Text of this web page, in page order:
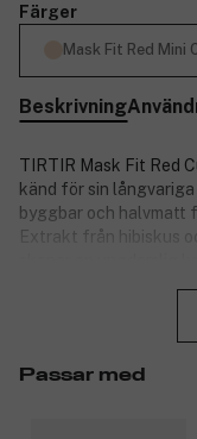
Färger
Mask Fit Red Mini
Beskrivning
TIRTIR Mask Fit Red
känd för sin långvariga
byggbar och halvmatt
Extrakt från hibiskus
Täcker i 72
Passar med